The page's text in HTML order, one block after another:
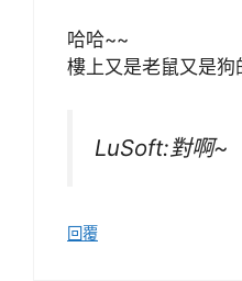
哈哈~~
樓上又是老鼠又是狗
LuSoft:對啊~
回覆